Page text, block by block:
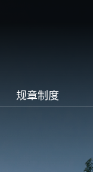
规章制度